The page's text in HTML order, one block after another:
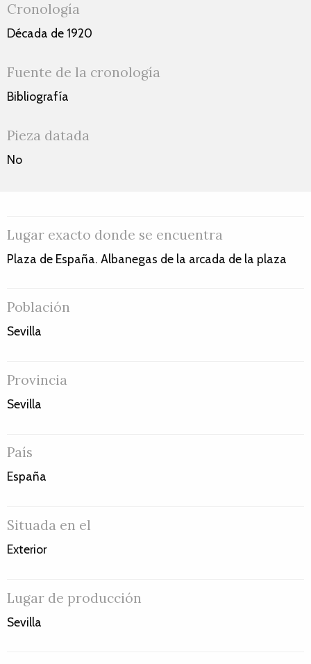
Cronología
Década de 1920
Fuente de la cronología
Bibliografía
Pieza datada
No
Lugar exacto donde se encuentra
Plaza de España. Albanegas de la arcada de la plaza
Población
Sevilla
Provincia
Sevilla
País
España
Situada en el
Exterior
Lugar de producción
Sevilla